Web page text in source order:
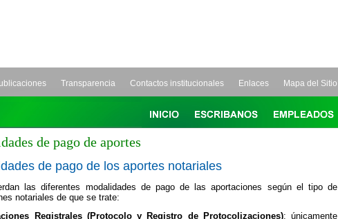
Transparencia Contactos institucionales Enlaces Mapa del Sitio
de pago de aportes
de pago de los aportes notariales
las diferentes modalidades de pago de las aportaciones según el tipo de
notariales de que se trate:
Registrales (Protocolo y Registro de Protocolizaciones): únicamente